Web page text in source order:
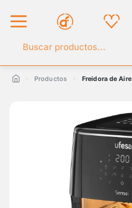
Buscar en el catálogo
Productos Freidora de Aire